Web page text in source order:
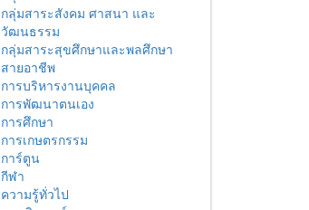
กลุ่มสาระสังคม ศาสนา และ
วัฒนธรรม
กลุ่มสาระสุขศึกษาและพลศึกษา
สายอาชีพ
การบริหารงานบุคคล
การพัฒนาตนเอง
การศึกษา
การเกษตรกรรม
การ์ตูน
กีฬา
ความรู้ทั่วไป